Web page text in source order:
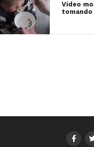
Vídeo
tomando